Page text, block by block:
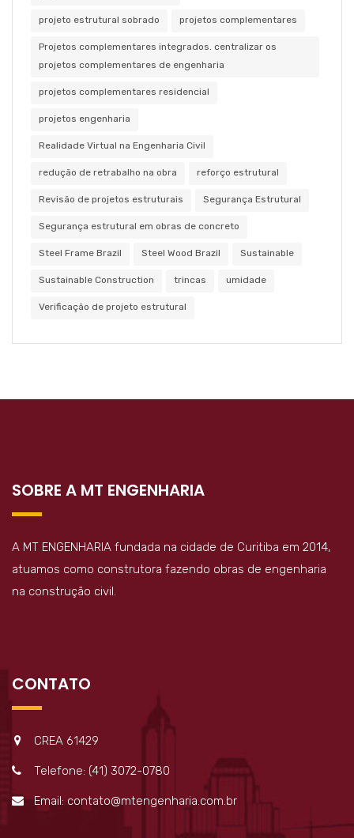
projeto estrutural sobrado projetos complementares
Projetos complementares integrados. centralizar os
projetos complementares de engenharia
projetos complementares residencial
projetos engenharia
Realidade Virtual na Engenharia Civil
redução de retrabalho na obra reforço estrutural
Revisão de projetos estruturais Segurança Estrutural
Segurança estrutural em obras de concreto
Steel Frame Brazil Steel Wood Brazil Sustainable
Sustainable Construction trincas umidade
Verificação de projeto estrutural
SOBRE A MT ENGENHARIA
A MT ENGENHARIA fundada na cidade de Curitiba em 2014,
atuamos como construtora fazendo obras de engenharia
na construção civil.
CONTATO
CREA 61429
Telefone: (41) 3072-0780
Email: contato@mtengenharia.com.br